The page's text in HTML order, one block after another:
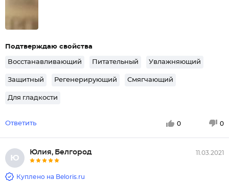
Подтверждаю свойства
Восстанавливающий Питательный Увлажняющий
Защитный Регенерирующий Смягчающий
Для гладкости
Ответить 0 0
Ю
Юлия, Белгород 11.03.2021
Куплено на Beloris.ru